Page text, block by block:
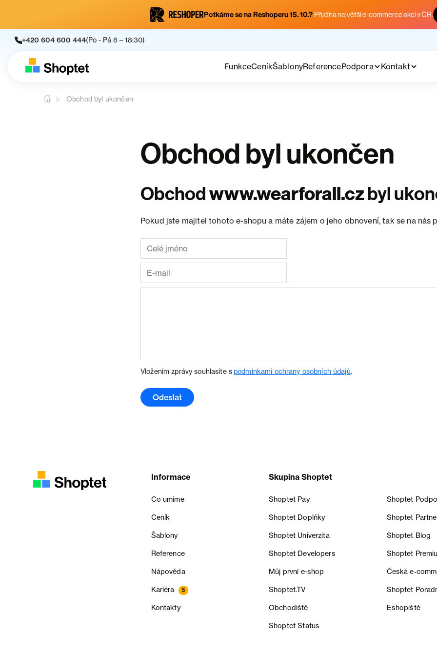
Potkáme se na Reshoperu 15. 10.? Přijď na největší e-commerce akci v ČR.
+420 604 600 444(Po - Pá 8 – 18:30)
FunkceCeníkŠablonyReferencePodpora Kontakt
Obchod byl ukončen
Obchod byl ukončen
Obchodwww.wearforall.czbyl
Pokud jste majitel tohoto e-shopu a máte zájem o jeho obnovení, tak se na nás
Vložením zprávy souhlasíte spodmínkami ochrany osobních údajů.
Odeslat
Informace
Co umíme
Ceník
Šablony
Reference
Nápověda
Kariéra 5
Kontakty
Skupina Shoptet
Shoptet Pay Shoptet
Shoptet Doplňky Shoptet
Shoptet Univerzita Shoptet Blog
Shoptet Developers Shoptet
Můj první e-shop Česká
Shoptet.TV Shoptet
Obchodiště Eshopiště
Shoptet Status